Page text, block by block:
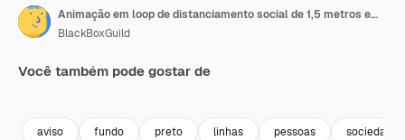
Animação em loop de distanciamento social de 1,5 metros em um fundo preto com cinco ícones humanos
BlackBoxGuild
Você também pode gostar de
aviso fundo preto linhas pessoas sociedade